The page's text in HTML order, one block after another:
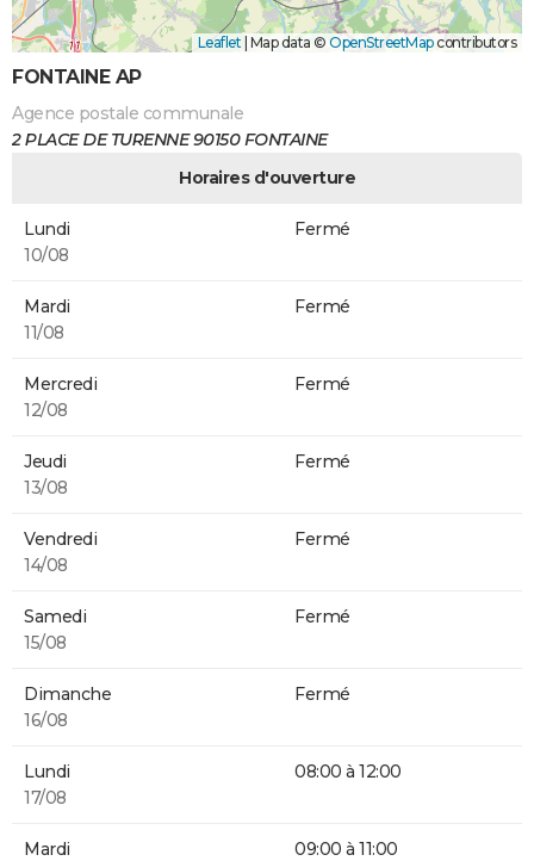
Leaflet Map data © OpenStreetMapcontributors
FONTAINE AP
Agence postale communale
2 PLACE DE TURENNE 90150 FONTAINE
Horaires d'ouverture
Lundi
10/08
Fermé
Mardi
11/08
Fermé
Mercredi
12/08
Fermé
Jeudi
13/08
Fermé
Vendredi
14/08
Fermé
Samedi
15/08
Fermé
Dimanche
16/08
Fermé
Lundi
17/08
08:00 à 12:00
Mardi
09:00 à 11:00